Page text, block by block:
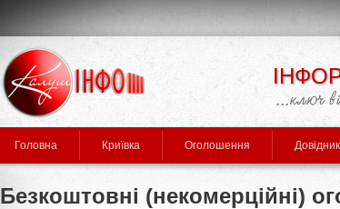
Головна Криївка Оголошення
Безкоштовні (некомерційні)